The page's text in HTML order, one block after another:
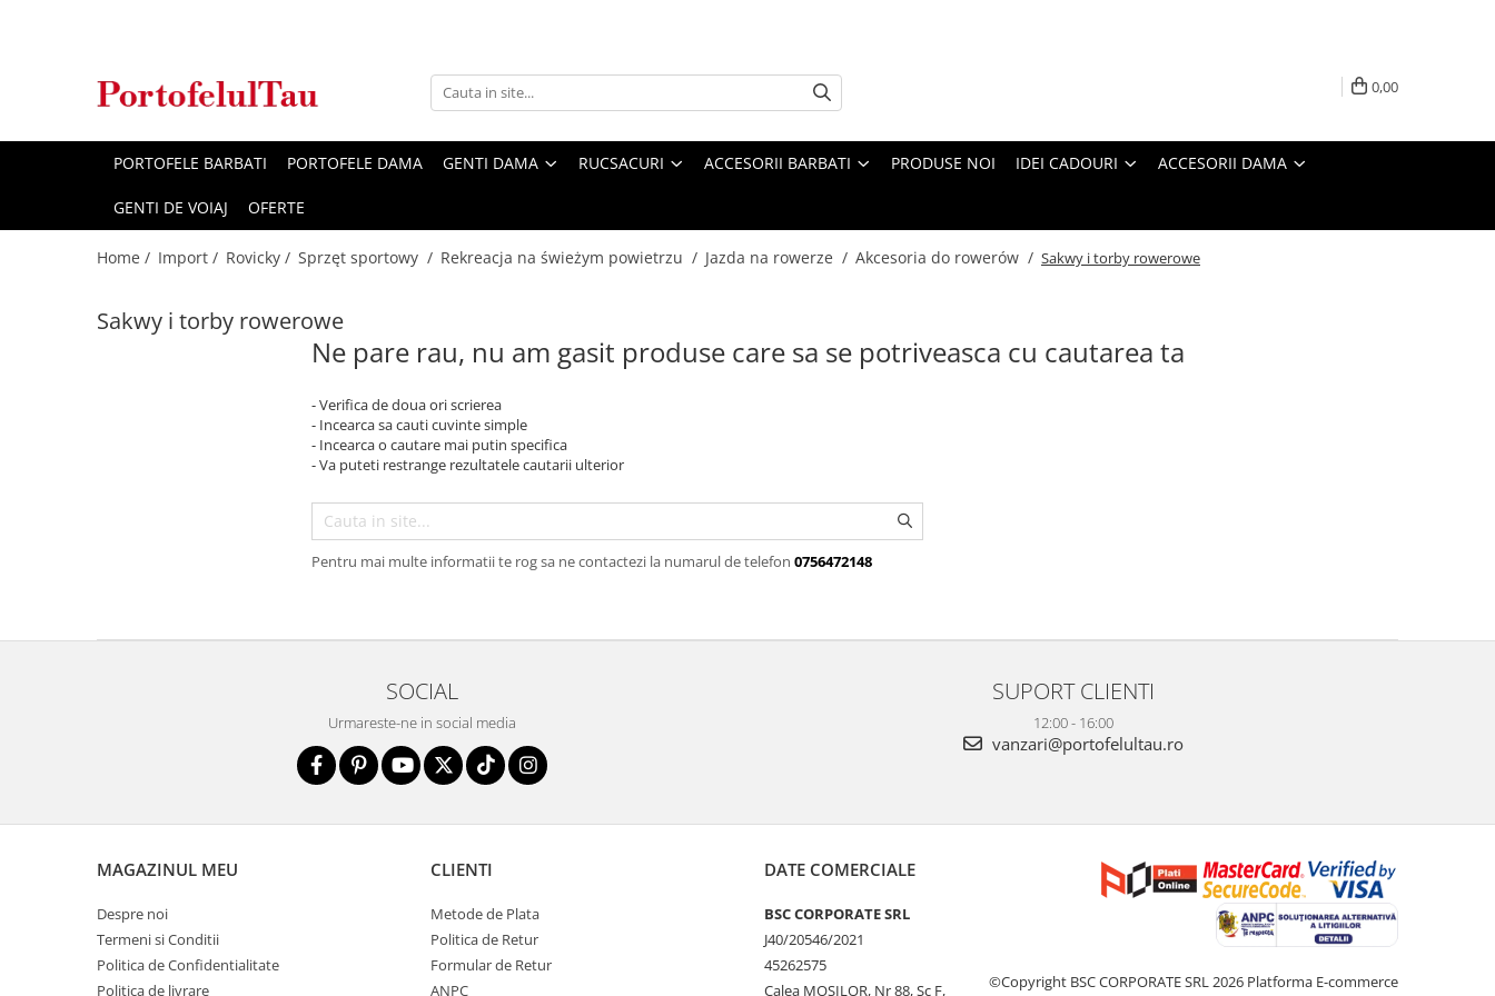
Clutch / Posete Plic
Genti multifunctionale mamici
Rucsacuri Barbati
Curele Barbati
Cadouri pentru femei
Borsete Dama
0,00
PORTOFELE BARBATI PORTOFELE DAMA GENTI DAMA RUCSACURI ACCESORII BARBATI PRODUSE NOI IDEI CADOURI ACCESORII DAMA
GENTI DE VOIAJ OFERTE
Home / Import / Rovicky / Sprzęt sportowy / Rekreacja na świeżym powietrzu / Jazda na rowerze / Akcesoria do rowerów / Sakwy i torby rowerowe
Sakwy i torby rowerowe
Ne pare rau, nu am gasit produse care sa se potriveasca cu cautarea ta
- Verifica de doua ori scrierea
- Incearca sa cauti cuvinte simple
- Incearca o cautare mai putin specifica
- Va puteti restrange rezultatele cautarii ulterior
Pentru mai multe informatii te rog sa ne contactezi la numarul de telefon 0756472148
SOCIAL
Urmareste-ne in social media
SUPORT CLIENTI
12:00 - 16:00
vanzari@portofelultau.ro
MAGAZINUL MEU
Despre noi
Termeni si Conditii
Politica de Confidentialitate
Politica de livrare
CLIENTI
Metode de Plata
Politica de Retur
Formular de Retur
ANPC
DATE COMERCIALE
BSC CORPORATE SRL
J40/20546/2021
45262575
Calea MOSILOR, Nr 88, Sc F,
©Copyright BSC CORPORATE SRL 2026 Platforma E-commerce